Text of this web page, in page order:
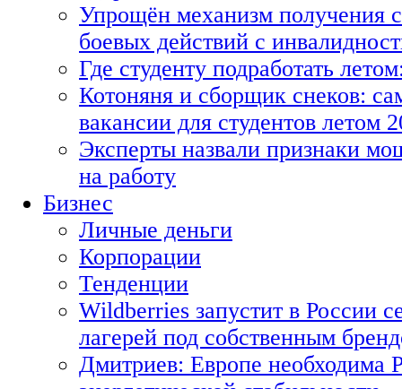
Упрощён механизм получения
боевых действий с
Где студенту подработать
Котоняня и сборщик снеков:
вакансии для студентов летом
Эксперты назвали признаки
на работу
Бизнес
Личные деньги
Корпорации
Тенденции
Wildberries запустит в России
лагерей под собственным
Дмитриев: Европе необходима